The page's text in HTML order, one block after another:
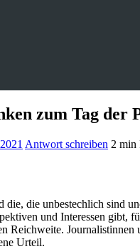
zum Tag der
Antwort schreiben 2 min
die, die unbestechlich
und Interessen gibt,
Reichweite.
Urteil.